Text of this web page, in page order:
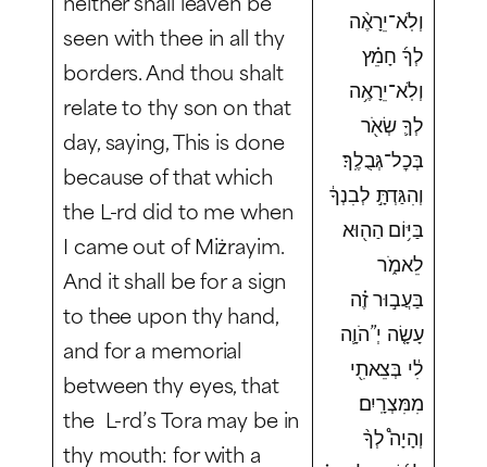
seen with thee in all thy
borders. And thou shalt
relate to thy son on that
day, saying, This is done
because of that which
the L-rd did to me when
I came out of Miżrayim.
And it shall be for a sign
to thee upon thy hand,
and for a memorial
between thy eyes, that
the L-rd’s Tora may be in
thy mouth: for with a
וְלֹֽא־יֵרָאֶ֨ה
לְךָ֜ חָמֵ֗ץ
וְלֹֽא־יֵרָאֶ֥ה
לְךָ֛ שְׂאֹ֖ר
בְּכׇל־גְּבֻלֶֽךָ׃
וְהִגַּדְתָּ֣ לְבִנְךָ֔
בַּיּ֥וֹם הַה֖וּא
לֵאמֹ֑ר
בַּעֲב֣וּר זֶ֗ה
עָשָׂ֤ה יְ”הֹוָ֛ה
לִ֔י בְּצֵאתִ֖י
מִמִּצְרָֽיִם׃
וְהָיָה֩ לְךָ֨